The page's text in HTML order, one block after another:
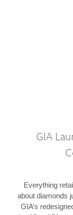
GIA
Everything
about diamonds
GIA’s